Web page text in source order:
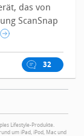
das von
ScanSnap
32
Lifestyle-Produkte.
um iPad, iPod, Mac und